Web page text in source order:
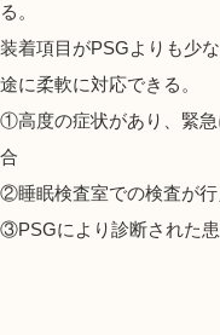
る。
装着項目がPSGよりも少
途に柔軟に対応できる。
①高度の症状があり、緊
合
②睡眠検査室での検査が
③PSGにより診断された